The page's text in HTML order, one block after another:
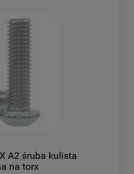
A2 śruba kulista
na torx